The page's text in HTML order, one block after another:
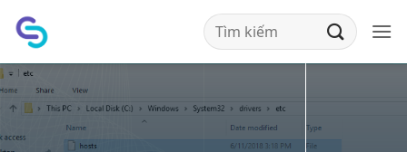
qua
dung